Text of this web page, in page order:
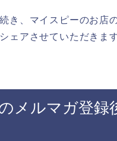
き、マイスピーのお店
ェアさせていただきま
メルマガ登録